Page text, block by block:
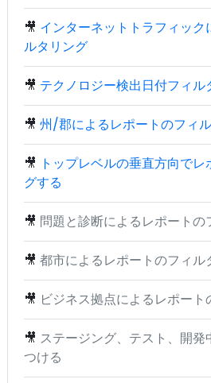
🎥 インターネットトラフィック
ルタリング
🎥 テクノロジー検出日付フィル
🎥 州/郡によるレポートのフィ
🎥 トップレベルの垂直方向で
グする
🎥 問題と診断によるレポートの
🎥 都市によるレポートのフィル
🎥 ビジネス拠点によるレポー
🎥 ステージング、テスト、開
つける